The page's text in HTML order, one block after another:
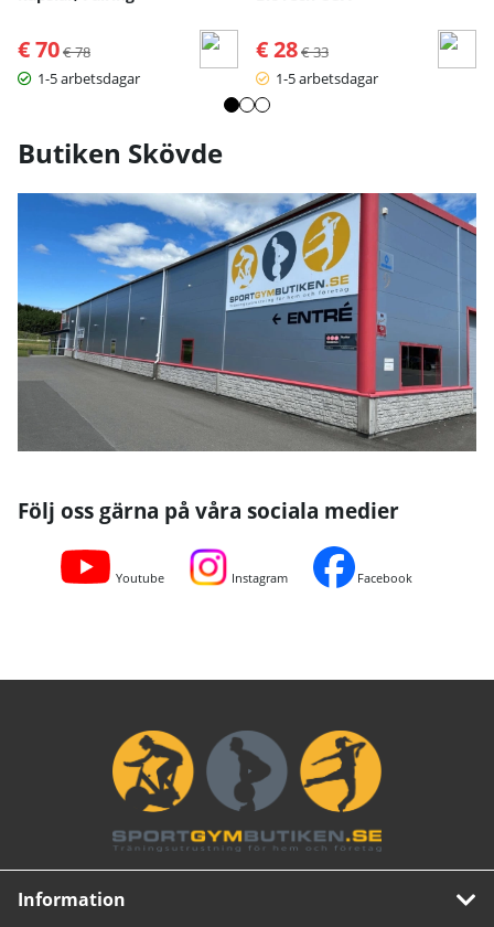
€ 70 Ordinarie pris:
€ 78
1-5 arbetsdagar
€ 28 Ordinarie pris:
€ 33
1-5 arbetsdagar
Butiken Skövde
Följ oss gärna på våra sociala medier
Youtube Instagram Facebook
Information